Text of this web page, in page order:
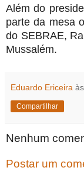
Além do
parte da mesa
do SEBRAE,
Mussalém.
Eduardo Ericeira às
Compartilhar
Nenhum
Postar um